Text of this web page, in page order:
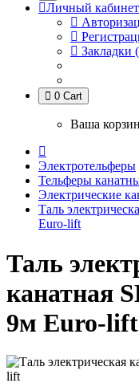
Личный кабинет
Закладки
0 Cart
Ваша
Электротельферы
Тельферы
Электрические
Таль
Euro-lift
Таль
канатная
9м Euro-lift